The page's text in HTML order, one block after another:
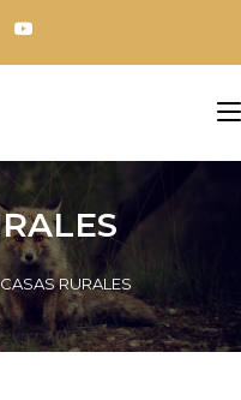
CASAS RURALES